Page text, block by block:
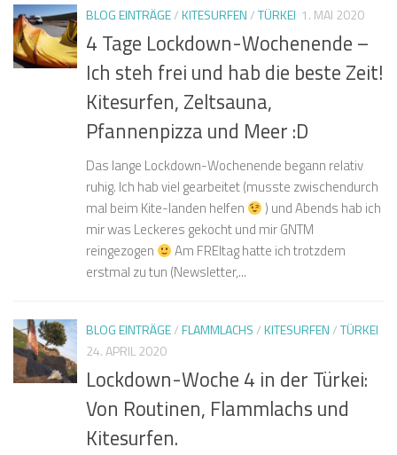
BLOG EINTRÄGE/KITESURFEN/TÜRKEI 1. MAI 2020
4 Tage Lockdown-Wochenende –
Ich steh frei und hab die beste Zeit!
Kitesurfen, Zeltsauna,
Pfannenpizza und Meer :D
Das lange Lockdown-Wochenende begann relativ
ruhig. Ich hab viel gearbeitet (musste zwischendurch
mal beim Kite-landen helfen
) und Abends hab ich
mir was Leckeres gekocht und mir GNTM
reingezogen
Am FREItag hatte ich trotzdem
erstmal zu tun (Newsletter,...
BLOG EINTRÄGE/FLAMMLACHS/KITESURFEN/TÜRKEI
24. APRIL 2020
Lockdown-Woche 4 in der Türkei:
Von Routinen, Flammlachs und
Kitesurfen.